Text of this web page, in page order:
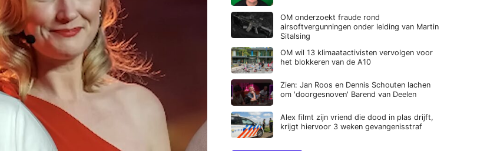
OM onderzoekt fraude rond
airsoftvergunningen onder leiding van Martin
Sitalsing
OM wil 13 klimaatactivisten vervolgen voor
het blokkeren van de A10
Zien: Jan Roos en Dennis Schouten lachen
om 'doorgesnoven' Barend van Deelen
Alex filmt zijn vriend die dood in plas drijft,
krijgt hiervoor 3 weken gevangenisstraf